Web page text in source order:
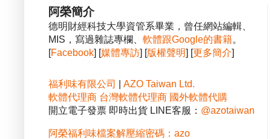
阿榮簡介
德明財經科技大學資管系畢業，曾任網站編輯、
MIS，寫過雜誌專欄、 軟體跟Google的書籍。
[Facebook] [媒體專訪] [版權聲明] [更多簡介]
福利味有限公司
AZO Taiwan Ltd.
軟體代理商 台灣軟體代理商 國外軟體代購
開立電子發票 即時出貨 LINE客服： @azotaiwan
阿榮福利味檔案解壓縮密碼：azo